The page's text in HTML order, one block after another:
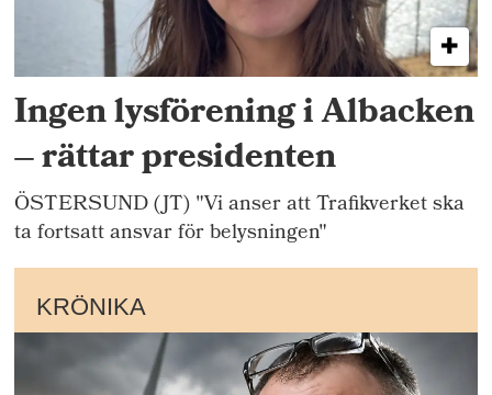
Ingen lysförening i Albacken
– rättar presidenten
ÖSTERSUND (JT) "Vi anser att Trafikverket ska
ta fortsatt ansvar för belysningen"
KRÖNIKA